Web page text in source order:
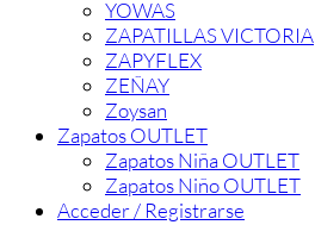
YOWAS
ZAPATILLAS VICTORIA
ZAPYFLEX
ZEÑAY
Zoysan
Zapatos OUTLET
Zapatos Niña OUTLET
Zapatos Niño OUTLET
Acceder / Registrarse